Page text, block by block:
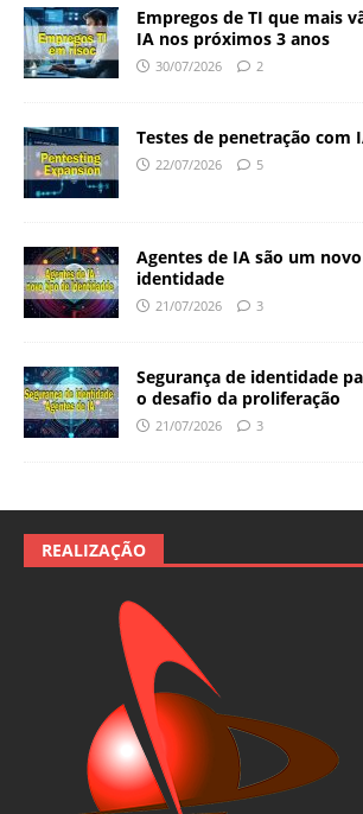
Empregos de TI que mais
IA nos próximos 3 anos
30/07/2026 2
Testes de penetração com
22/07/2026 5
Agentes de IA são um
identidade
21/07/2026 3
Segurança de identidade
o desafio da proliferação
21/07/2026 3
REALIZAÇÃO